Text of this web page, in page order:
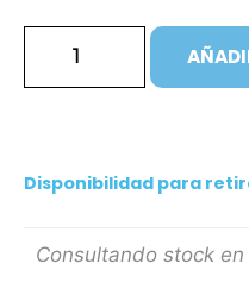
Disponibilidad para
Consultando stock